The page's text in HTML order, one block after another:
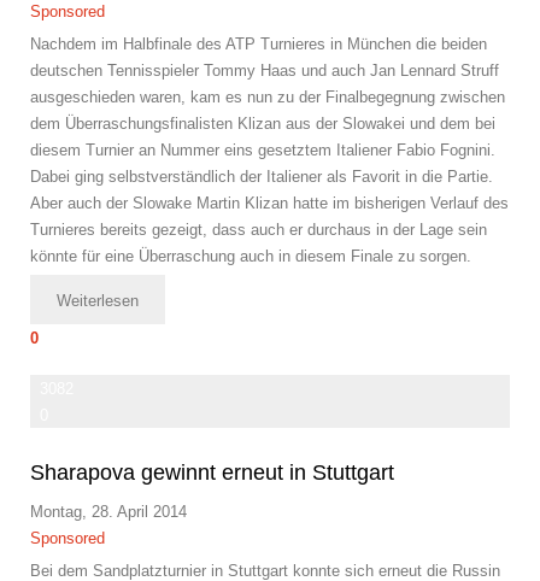
Sponsored
Nachdem im Halbfinale des ATP Turnieres in München die beiden
deutschen Tennisspieler Tommy Haas und auch Jan Lennard Struff
ausgeschieden waren, kam es nun zu der Finalbegegnung zwischen
dem Überraschungsfinalisten Klizan aus der Slowakei und dem bei
diesem Turnier an Nummer eins gesetztem Italiener Fabio Fognini.
Dabei ging selbstverständlich der Italiener als Favorit in die Partie.
Aber auch der Slowake Martin Klizan hatte im bisherigen Verlauf des
Turnieres bereits gezeigt, dass auch er durchaus in der Lage sein
könnte für eine Überraschung auch in diesem Finale zu sorgen.
Weiterlesen
0
Sharapova gewinnt erneut in Stuttgart
Montag, 28. April 2014
Sponsored
Bei dem Sandplatzturnier in Stuttgart konnte sich erneut die Russin